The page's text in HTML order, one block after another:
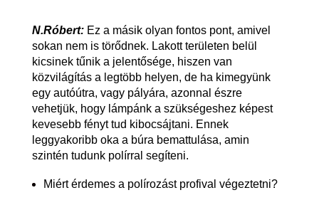
N.Róbert:Ez a másik olyan fontos pont, amivel
sokan nem is törődnek. Lakott területen belül
kicsinek tűnik a jelentősége, hiszen van
közvilágítás a legtöbb helyen, de ha kimegyünk
egy autóútra, vagy pályára, azonnal észre
vehetjük, hogy lámpánk a szükségeshez képest
kevesebb fényt tud kibocsájtani. Ennek
leggyakoribb oka a búra bemattulása, amin
szintén tudunk polírral segíteni.
Miért érdemes a polírozást profival végeztetni?